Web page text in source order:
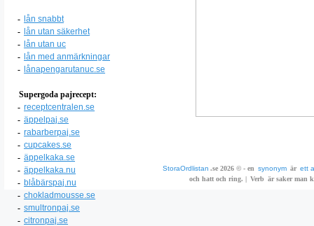
- lån snabbt
- lån utan säkerhet
- lån utan uc
- lån med anmärkningar
- lånapengarutanuc.se
Supergoda pajrecept:
- receptcentralen.se
- äppelpaj.se
- rabarberpaj.se
- cupcakes.se
- äppelkaka.se
- äppelkaka.nu
- blåbärspaj.nu
- chokladmousse.se
- smultronpaj.se
- citronpaj.se
StoraOrdlistan .se 2026 © - en synonym är ett
och hatt och ring. | Verb är saker man